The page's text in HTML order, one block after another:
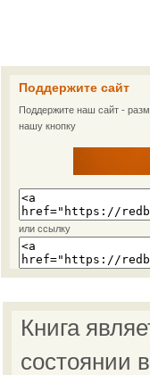
Поддержите сайт
Поддержите наш сайт -
нашу кнопку
или ссылку
Книга
состоянии